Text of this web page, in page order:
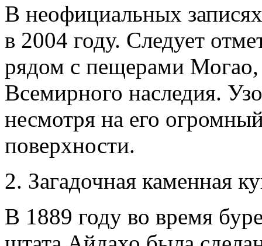
В неофициальных
в 2004 году. Следует
рядом с пещерами Могао,
Всемирного наследия.
несмотря на его
поверхности.
2. Загадочная каменная
В 1889 году во время